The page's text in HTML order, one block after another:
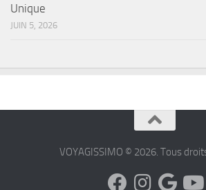
Unique
JUIN 5, 2026
VOYAGISSIMO © 2026. Tous